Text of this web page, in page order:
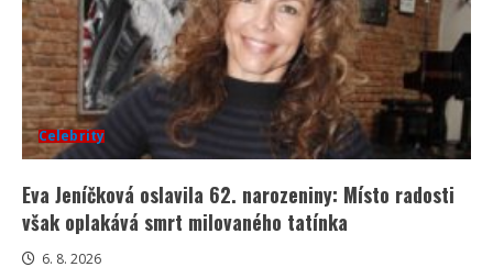
Celebrity
Eva Jeníčková oslavila 62. narozeniny: Místo radosti
však oplakává smrt milovaného tatínka
6. 8. 2026